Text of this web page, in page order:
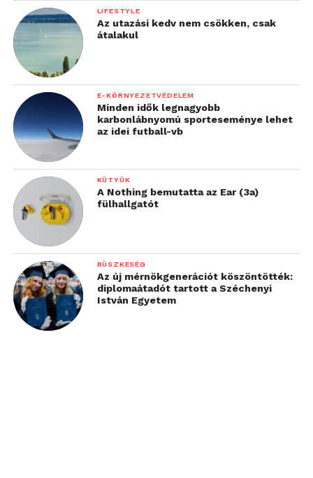
LIFESTYLE
Az utazási kedv nem csökken, csak
átalakul
E-KÖRNYEZETVÉDELEM
Minden idők legnagyobb
karbonlábnyomú sporteseménye lehet
az idei futball-vb
KÜTYÜK
A Nothing bemutatta az Ear (3a)
fülhallgatót
BÜSZKESÉG
Az új mérnökgenerációt köszöntötték:
diplomaátadót tartott a Széchenyi
István Egyetem